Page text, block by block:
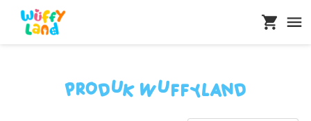
Produk Wuffyland